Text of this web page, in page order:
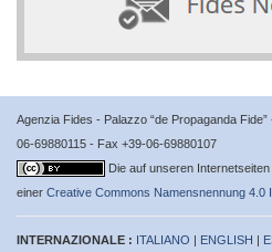
Agenzia Fides - Palazzo “de Propaganda
06-69880115 - Fax +39-06-69880107
Die auf unseren
einer Creative Commons Namensnennung 4.0
INTERNAZIONALE : ITALIANO | ENGLISH |